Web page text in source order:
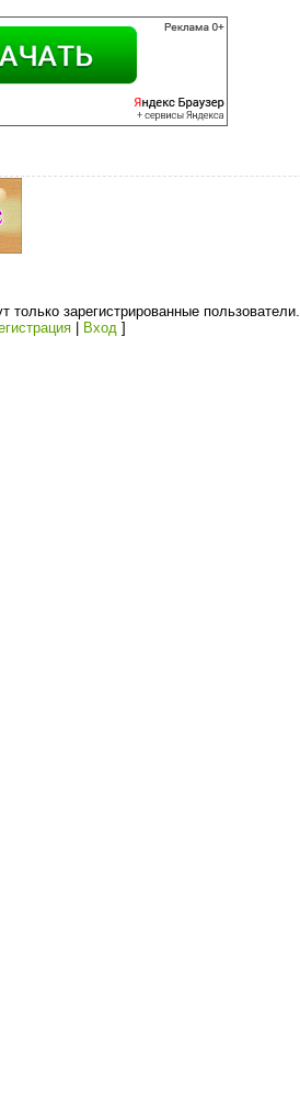
только зарегистрированные пользователи.
| Вход]